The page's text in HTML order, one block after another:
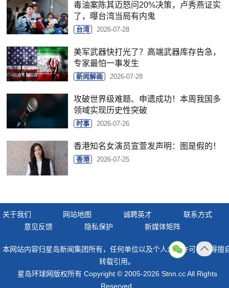
毒油案陈其迈怒问20%决策，卢秀燕证实
了，曝台湾当局有内鬼
台湾 2026-07-28
美军武器快打光了？高端武器库存告急，
专家最怕一事发生
新闻解画 2026-07-28
攻破世界级难题、申遗成功！本周我国多
领域实现历史性突破
时事 2026-07-26
香港知名女演员宣萱发声明：图是假的！
香港 2026-07-25
关于我们 网站地图 诚聘英才
联系方式
意见反馈
隐私保护 新媒体矩阵
本网站内容归星岛新闻集团所有，任何单位以及个人未经许可，不得擅
转载引用。
星岛环球网版权所有 Copyright © 2005-2026 Stnn.cc All Rights
Reserved.
顶部